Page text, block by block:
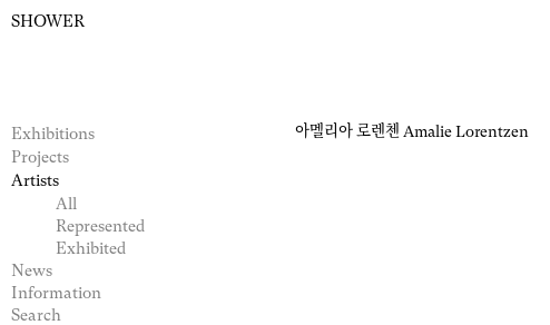
SHOWER
Exhibitions
Projects
Artists
All
Represented
Exhibited
News
Information
Search
아멜리아 로렌첸 Amalie Lorentzen